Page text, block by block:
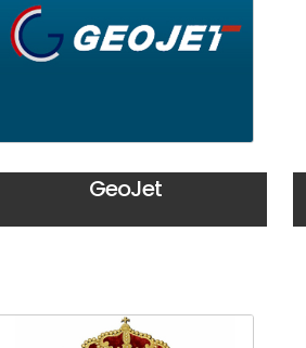
GeoJet